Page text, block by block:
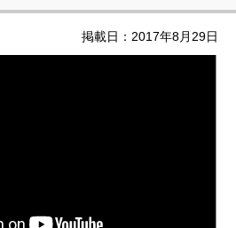
掲載日：2017年8月29日